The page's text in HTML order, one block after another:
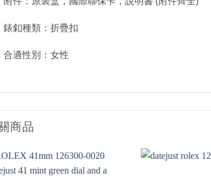
錶釦種類：折疊扣
合適性別：女性
商品